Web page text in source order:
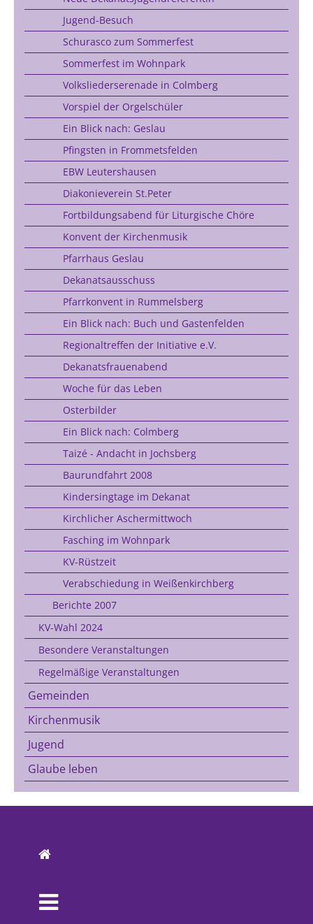
Jugend-Besuch
Schurasco zum Sommerfest
Sommerfest im Wohnpark
Volksliederserenade in Colmberg
Vorspiel der Orgelschüler
Ein Blick nach: Geslau
Pfingsten in Frommetsfelden
EBW Leutershausen
Diakonieverein St.Peter
Fortbildungsabend für Liturgische Chöre
Konvent der Kirchenmusik
Pfarrhaus Geslau
Dekanatsausschuss
Pfarrkonvent in Rummelsberg
Ein Blick nach: Buch und Gastenfelden
Regionaltreffen der Initiative e.V.
Dekanatsfrauenabend
Woche für das Leben
Osterbilder
Ein Blick nach: Colmberg
Taizé - Andacht in Jochsberg
Baurundfahrt 2008
Kindersingtage im Dekanat
Kirchlicher Aschermittwoch
Fasching im Wohnpark
KV-Rüstzeit
Verabschiedung in Weißenkirchberg
Berichte 2007
KV-Wahl 2024
Besondere Veranstaltungen
Regelmäßige Veranstaltungen
Gemeinden
Kirchenmusik
Jugend
Glaube leben